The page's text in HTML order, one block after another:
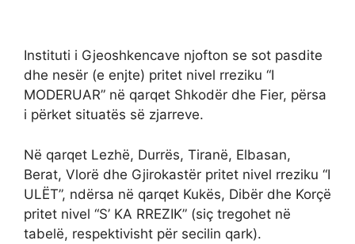
Instituti i Gjeoshkencave njofton se sot pasdite
dhe nesër (e enjte) pritet nivel rreziku “I
MODERUAR” në qarqet Shkodër dhe Fier, përsa
i përket situatës së zjarreve.
Në qarqet Lezhë, Durrës, Tiranë, Elbasan,
Berat, Vlorë dhe Gjirokastër pritet nivel rreziku “I
ULËT”, ndërsa në qarqet Kukës, Dibër dhe Korçë
pritet nivel “S’ KA RREZIK” (siç tregohet në
tabelë, respektivisht për secilin qark).